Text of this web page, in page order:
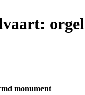
orgel
monument